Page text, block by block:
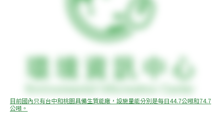
目前國內只有台中和桃園具備生質能廠，設施量能分別是每日44.7公噸和74.7
公噸。